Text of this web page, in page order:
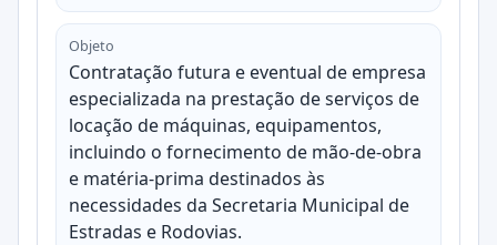
Objeto
Contratação futura e eventual de empresa
especializada na prestação de serviços de
locação de máquinas, equipamentos,
incluindo o fornecimento de mão-de-obra
e matéria-prima destinados às
necessidades da Secretaria Municipal de
Estradas e Rodovias.